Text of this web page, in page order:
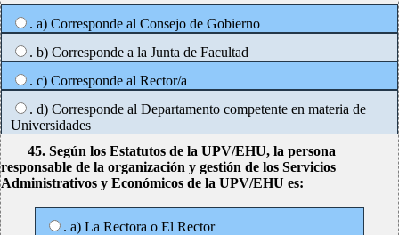
. a) Corresponde al Consejo de Gobierno
. b) Corresponde a la Junta de Facultad
. c) Corresponde al Rector/a
. d) Corresponde al Departamento competente en materia de
Universidades
45. Según los Estatutos de la UPV/EHU, la persona
responsable de la organización y gestión de los Servicios
Administrativos y Económicos de la UPV/EHU es:
. a) La Rectora o El Rector